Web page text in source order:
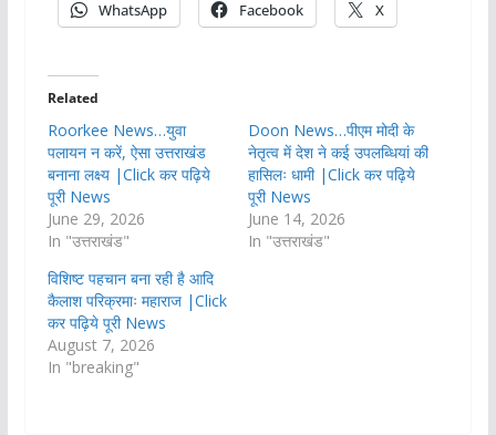
WhatsApp Facebook X
Related
Roorkee News…युवा
पलायन न करें, ऐसा उत्तराखंड
बनाना लक्ष्य |Click कर पढ़िये
पूरी News
June 29, 2026
In "उत्तराखंड"
Doon News…पीएम मोदी के
नेतृत्व में देश ने कई उपलब्धियां की
हासिलः धामी |Click कर पढ़िये
पूरी News
June 14, 2026
In "उत्तराखंड"
विशिष्ट पहचान बना रही है आदि
कैलाश परिक्रमाः महाराज |Click
कर पढ़िये पूरी News
August 7, 2026
In "breaking"